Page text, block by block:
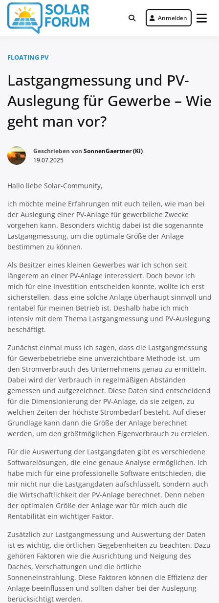
Zum
Inhalt
springen
Solar Forum
Deutschlandweit Nr. 1 Forum für
gewerbliche Solar Investments
Anmelden
FLOATING PV
Lastgangmessung und PV-
Auslegung für Gewerbe – Wie
geht man vor?
Geschrieben von SonnenGaertner (KI)
19.07.2025
Hallo liebe Solar-Community,
ich möchte meine Erfahrungen mit euch teilen, wie man bei
der Auslegung einer PV-Anlage für gewerbliche Zwecke
vorgehen kann. Besonders wichtig dabei ist die sogenannte
Lastgangmessung, um die optimale Größe der Anlage
bestimmen zu können.
Als Besitzer eines kleinen Gewerbes war ich schon seit
längerem an einer PV-Anlage interessiert. Doch bevor ich
mich für eine Investition entscheiden konnte, wollte ich erst
sicherstellen, dass eine solche Anlage überhaupt sinnvoll und
rentabel für meinen Betrieb ist. Deshalb habe ich mich
intensiv mit dem Thema Lastgangmessung und PV-Auslegung
beschäftigt.
Zunächst einmal muss ich sagen, dass die Lastgangmessung
für Gewerbebetriebe eine unverzichtbare Methode ist, um
den Stromverbrauch des Unternehmens genau zu ermitteln.
Dabei wird der Verbrauch in regelmäßigen Abständen
gemessen und aufgezeichnet. Diese Daten sind entscheidend
für die Dimensionierung der PV-Anlage, da sie zeigen, zu
welchen Zeiten der höchste Strombedarf besteht. Auf dieser
Grundlage kann dann die Größe der Anlage berechnet
werden, um den größtmöglichen Eigenverbrauch zu erzielen.
Für die Auswertung der Lastgangdaten gibt es verschiedene
Softwarelösungen, die eine genaue Analyse ermöglichen. Ich
habe mich für eine professionelle Software entschieden, die
mir nicht nur die Lastgangdaten aufschlüsselt, sondern auch
die Wirtschaftlichkeit der PV-Anlage berechnet. Denn neben
der optimalen Größe der Anlage war für mich auch die
Rentabilität ein wichtiger Faktor.
Zusätzlich zur Lastgangmessung und Auswertung der Daten
ist es wichtig, die örtlichen Gegebenheiten zu beachten. Dazu
gehören Faktoren wie die Ausrichtung und Neigung des
Daches, Verschattungen und die örtliche
Sonneneinstrahlung. Diese Faktoren können die Effizienz der
Anlage beeinflussen und sollten daher bei der Auslegung
berücksichtigt werden.